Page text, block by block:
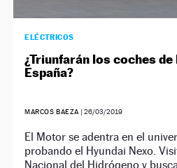
ELÉCTRICOS
¿Triunfarán los coches
España?
MARCOS BAEZA |26/03/2019
El Motor se adentra en el
probando el Hyundai Nexo.
Nacional del Hidrógeno y